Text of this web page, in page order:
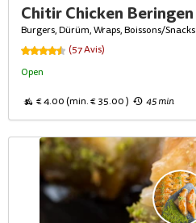
Chitir Chicken Beringen
Burgers, Dürüm, Wraps, Boissons/Snacks
(57 Avis)
Open
€ 4.00 (min. € 35.00 ) 45 min